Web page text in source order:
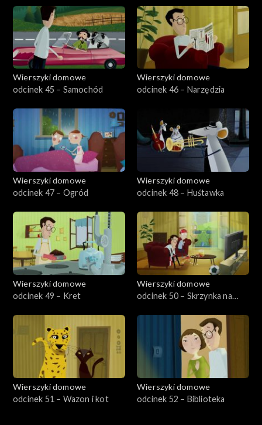
Wierszyki domowe
odcinek 45 – Samochód
Wierszyki domowe
odcinek 46 – Narzędzia
Wierszyki domowe
odcinek 47 – Ogród
Wierszyki domowe
odcinek 48 – Huśtawka
Wierszyki domowe
odcinek 49 – Kret
Wierszyki domowe
odcinek 50 – Skrzynka na
Wierszyki domowe
odcinek 51 – Wazon i kot
Wierszyki domowe
odcinek 52 – Biblioteka